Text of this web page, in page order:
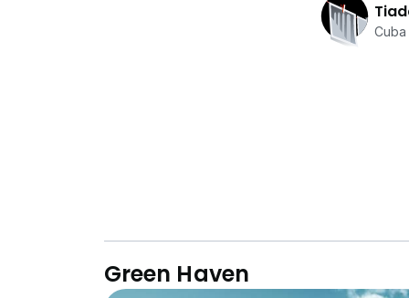
Green Haven